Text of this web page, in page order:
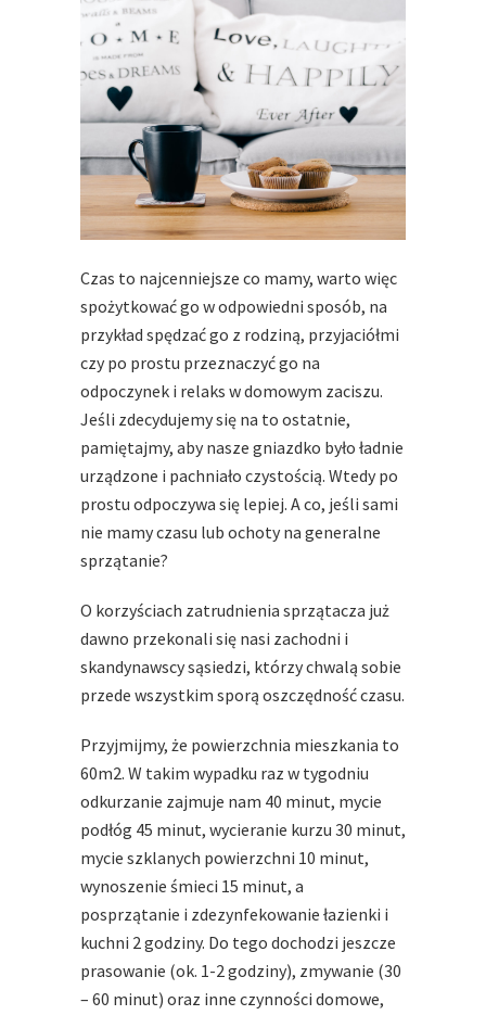
Czas to najcenniejsze co mamy, warto więc
spożytkować go w odpowiedni sposób, na
przykład spędzać go z rodziną, przyjaciółmi
czy po prostu przeznaczyć go na
odpoczynek i relaks w domowym zaciszu.
Jeśli zdecydujemy się na to ostatnie,
pamiętajmy, aby nasze gniazdko było ładnie
urządzone i pachniało czystością. Wtedy po
prostu odpoczywa się lepiej. A co, jeśli sami
nie mamy czasu lub ochoty na generalne
sprzątanie?
O korzyściach zatrudnienia sprzątacza już
dawno przekonali się nasi zachodni i
skandynawscy sąsiedzi, którzy chwalą sobie
przede wszystkim sporą oszczędność czasu.
Przyjmijmy, że powierzchnia mieszkania to
60m2. W takim wypadku raz w tygodniu
odkurzanie zajmuje nam 40 minut, mycie
podłóg 45 minut, wycieranie kurzu 30 minut,
mycie szklanych powierzchni 10 minut,
wynoszenie śmieci 15 minut, a
posprzątanie i zdezynfekowanie łazienki i
kuchni 2 godziny. Do tego dochodzi jeszcze
prasowanie (ok. 1-2 godziny), zmywanie (30
– 60 minut) oraz inne czynności domowe,